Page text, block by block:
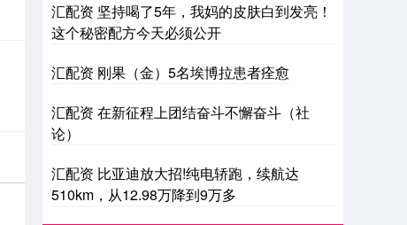
汇配资 坚持喝了5年，我妈的皮肤白到发亮！
这个秘密配方今天必须公开
汇配资 刚果（金）5名埃博拉患者痊愈
汇配资 在新征程上团结奋斗不懈奋斗（社
论）
汇配资 比亚迪放大招!纯电轿跑，续航达
510km，从12.98万降到9万多